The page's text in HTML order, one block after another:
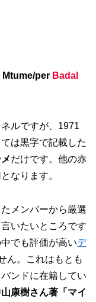
Mtume/per Badal
ルですが、1971
は黒字で記載した
だけです。他の赤
なります。
メンバーから厳選
いたいところです
でも評価が高いデ
ん。これはもとも
バンドに在籍してい
康樹さん著「マイ